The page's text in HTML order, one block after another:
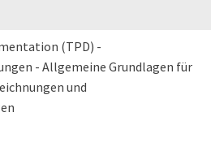
(TPD) -
- Allgemeine Grundlagen für
und